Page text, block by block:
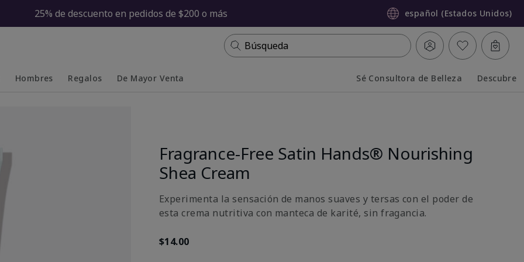
25% de descuento en pedidos de $200 o más español (Estados Unidos)
Búsqueda
Hombres Regalos De Mayor Venta Sé Consultora de Belleza Descubre
Fragrance-Free Satin Hands® Nourishing
Shea Cream
Experimenta la sensación de manos suaves y tersas con el poder de
esta crema nutritiva con manteca de karité, sin fragancia.
$14.00